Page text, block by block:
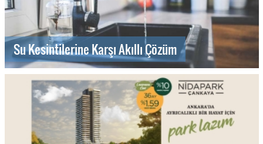
Su Kesintilerine Karşı Akıllı Çözüm